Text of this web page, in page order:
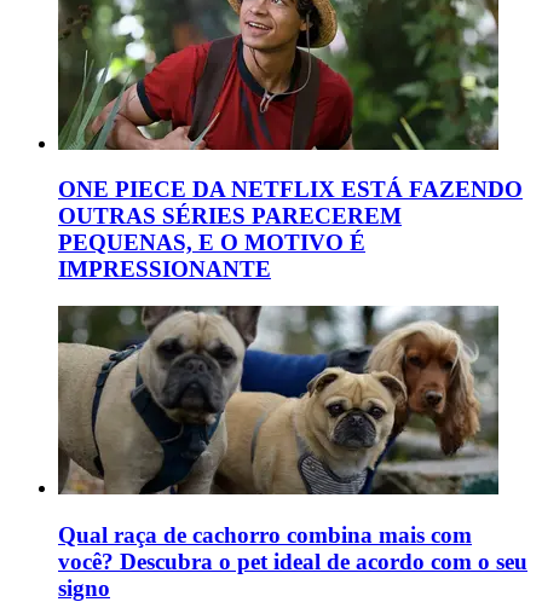
ONE PIECE DA NETFLIX ESTÁ FAZENDO
OUTRAS SÉRIES PARECEREM
PEQUENAS, E O MOTIVO É
IMPRESSIONANTE
Qual raça de cachorro combina mais com
você? Descubra o pet ideal de acordo com o seu
signo